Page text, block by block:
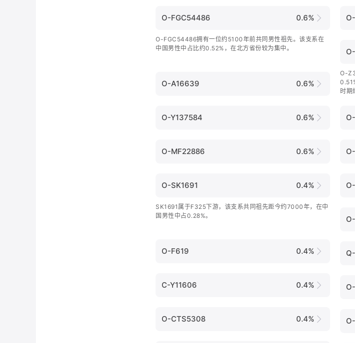
O-FGC54486 0.6%
O-FGC54486拥有一位约5100年前共同男性祖先。该支系在
中国男性中占比约0.52%，在北方省份较为集中。
O-
时期
O-A16639 0.6%
O-Y137584 0.6%
O-MF22886 0.6%
O-SK1691 0.4%
SK1691属于F325下游，该支系共同祖先距今约7000年，在中
国男性中占0.28%。
O-F619 0.4%
C-Y11606 0.4%
O-CTS5308 0.4%